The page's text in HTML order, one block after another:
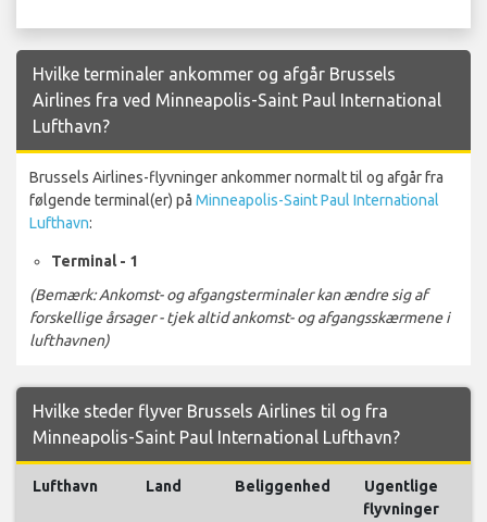
Hvilke terminaler ankommer og afgår Brussels
Airlines fra ved Minneapolis-Saint Paul International
Lufthavn?
Brussels Airlines-flyvninger ankommer normalt til og afgår fra
følgende terminal(er) på Minneapolis-Saint Paul International
Lufthavn:
Terminal - 1
(Bemærk: Ankomst- og afgangsterminaler kan ændre sig af
forskellige årsager - tjek altid ankomst- og afgangsskærmene i
lufthavnen)
Hvilke steder flyver Brussels Airlines til og fra
Minneapolis-Saint Paul International Lufthavn?
Lufthavn Land Beliggenhed
Ugentlige
flyvninger